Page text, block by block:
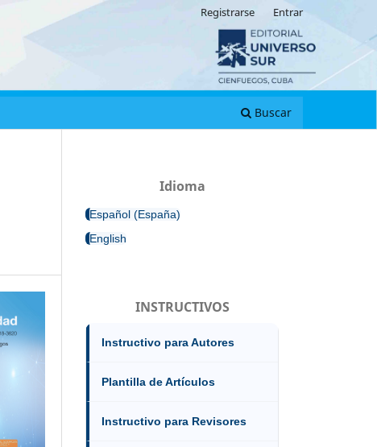
Buscar
Registrarse Entrar
Idioma
Español (España)
English
INSTRUCTIVOS
Instructivo para Autores
Plantilla de Artículos
Instructivo para Revisores